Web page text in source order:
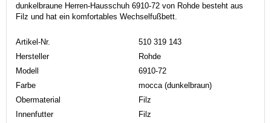
dunkelbraune Herren-Hausschuh 6910-72 von Rohde besteht aus
Filz und hat ein komfortables Wechselfußbett.
Artikel-Nr.
510 319 143
Hersteller
Rohde
Modell
6910-72
Farbe
mocca (dunkelbraun)
Obermaterial
Filz
Innenfutter
Filz